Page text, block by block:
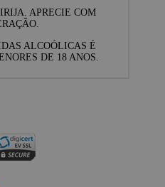
APRECIE COM
ALCOÓLICAS É
DE 18 ANOS.